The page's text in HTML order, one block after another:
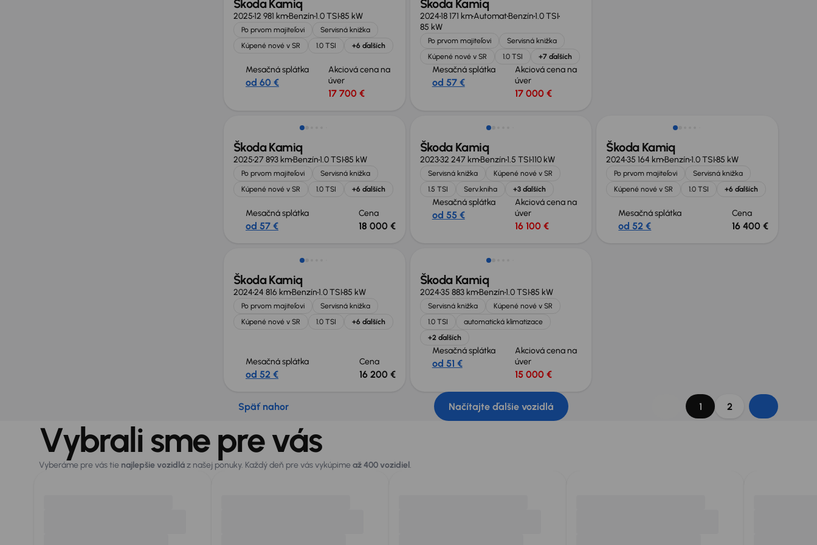
Škoda Kamiq
202512 981 kmBenzín1.0 TSI85 kW
Po prvom majiteľovi
Servisná knižka
Kúpené nové v SR
1.0 TSI +6 ďalších
Mesačná splátka
od 60 €
Akciová cena na
úver
17 700 €
Škoda Kamiq
202418 171 kmAutomatBenzín1.0 TSI
85 kW
Po prvom majiteľovi
Servisná knižka
Kúpené nové v SR
1.0 TSI +7 ďalších
Mesačná splátka
od 57 €
Akciová cena na
úver
17 000 €
Škoda Kamiq
202527 893 kmBenzín1.0 TSI85 kW
Po prvom majiteľovi
Servisná knižka
Kúpené nové v SR
1.0 TSI +6 ďalších
Mesačná splátka
od 57 €
Cena
18 000 €
Škoda Kamiq
202332 247 kmBenzín1.5 TSI110 kW
Servisná knižka
Kúpené nové v SR
1.5 TSI
Serv.kniha +3 ďalších
Mesačná splátka
od 55 €
Akciová cena na
úver
16 100 €
Škoda Kamiq
202435 164 kmBenzín1.0 TSI85 kW
Po prvom majiteľovi
Servisná knižka
Kúpené nové v SR
1.0 TSI +6 ďalších
Mesačná splátka
od 52 €
Cena
16 400 €
Možnosť odpočtu DPH
Škoda Kamiq
202424 816 kmBenzín1.0 TSI85 kW
Po prvom majiteľovi
Servisná knižka
Kúpené nové v SR
1.0 TSI +6 ďalších
Mesačná splátka
od 52 €
Cena
16 200 €
Škoda Kamiq
202435 883 kmBenzín1.0 TSI85 kW
Servisná knižka
Kúpené nové v SR
1.0 TSI
automatická klimatizace
+2 ďalších
Mesačná splátka
od 51 €
Akciová cena na
úver
15 000 €
Späť nahor Načítajte ďalšie vozidlá 1 2
Vybrali sme pre vás
Vyberáme pre vás tie najlepšie vozidláz našej ponuky. Každý deň pre vás vykúpimeaž 400 vozidiel.